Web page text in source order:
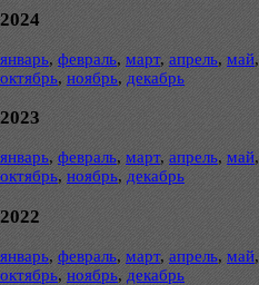
2024
январь, февраль, март, апрель, май,
октябрь, ноябрь, декабрь
2023
январь, февраль, март, апрель, май,
октябрь, ноябрь, декабрь
2022
январь, февраль, март, апрель, май,
октябрь, ноябрь, декабрь